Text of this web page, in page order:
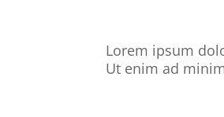
Lorem ipsum
Ut enim ad